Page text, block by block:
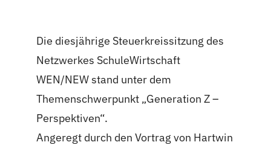
Die diesjährige Steuerkreissitzung des
Netzwerkes SchuleWirtschaft
WEN/NEW stand unter dem
Themenschwerpunkt „Generation Z –
Perspektiven“.
Angeregt durch den Vortrag von Hartwin